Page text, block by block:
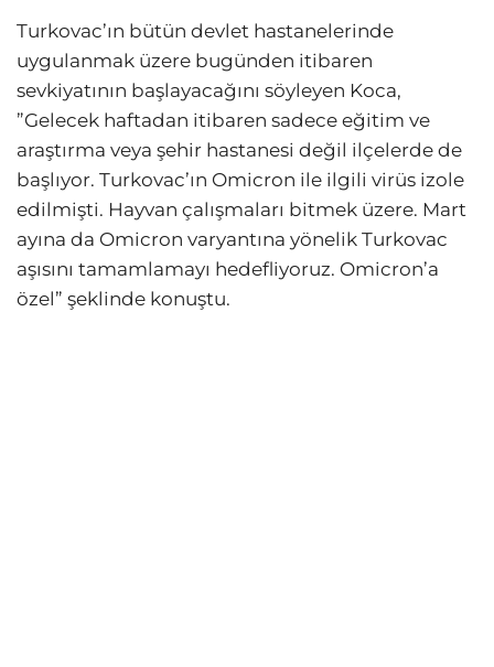
Turkovac’ın bütün devlet hastanelerinde
uygulanmak üzere bugünden itibaren
sevkiyatının başlayacağını söyleyen Koca,
”Gelecek haftadan itibaren sadece eğitim ve
araştırma veya şehir hastanesi değil ilçelerde de
başlıyor. Turkovac’ın Omicron ile ilgili virüs izole
edilmişti. Hayvan çalışmaları bitmek üzere. Mart
ayına da Omicron varyantına yönelik Turkovac
aşısını tamamlamayı hedefliyoruz. Omicron’a
özel” şeklinde konuştu.